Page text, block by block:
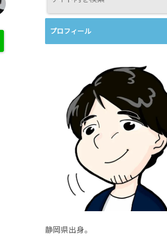
プロフィール
静岡県出身。